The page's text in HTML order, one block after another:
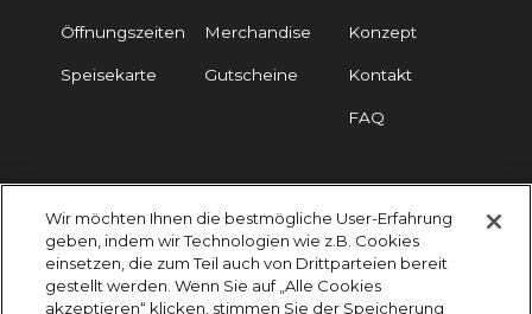
Öffnungszeiten
Speisekarte
Merchandise
Gutscheine
Konzept
Kontakt
FAQ
KARIKAALA ©2026 - Saily Food Service GmbH
Alle Rechte vorbehalten
Wir möchten Ihnen die bestmögliche User-Erfahrung
geben, indem wir Technologien wie z.B. Cookies
einsetzen, die zum Teil auch von Drittparteien bereit
gestellt werden. Wenn Sie auf „Alle Cookies
akzeptieren“ klicken, stimmen Sie der Speicherung